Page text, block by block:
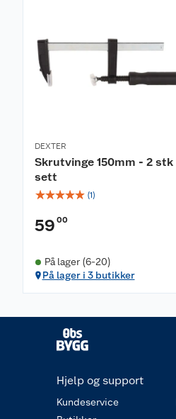
DEXTER
Skrutvinge 150mm - 2 stk
sett
☆☆☆☆☆ (1)
59 00
På lager (6-20)
På lager i 3 butikker
Hjelp og support
Kundeservice